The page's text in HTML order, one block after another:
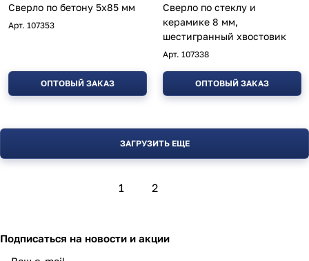
Сверло по бетону 5х85 мм
Арт. 107353
ОПТОВЫЙ ЗАКАЗ
Сверло по стеклу и
керамике 8 мм,
шестигранный хвостовик
Арт. 107338
ОПТОВЫЙ ЗАКАЗ
ЗАГРУЗИТЬ ЕЩЕ
1 2
Подписаться на новости и акции